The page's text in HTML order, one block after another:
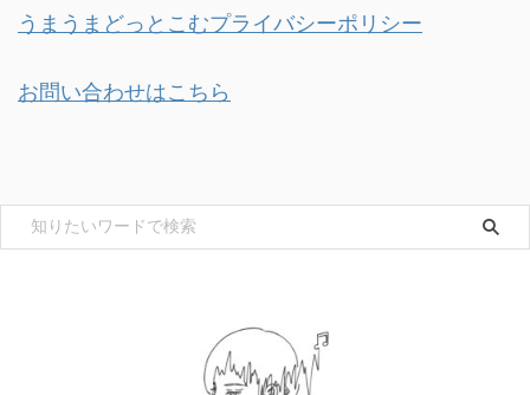
うまうまどっとこむプライバシーポリシー
お問い合わせはこちら